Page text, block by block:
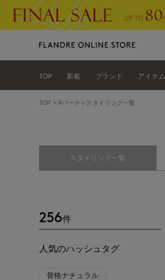
TOP 新着 ブランド アイテム
TOP #パーティスタイリング一覧
スタイリング一覧
256件
人気のハッシュタグ
骨格ナチュラル